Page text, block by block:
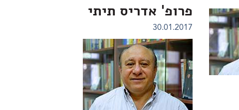
פרופ' אדריס תיתי
30.01.2017